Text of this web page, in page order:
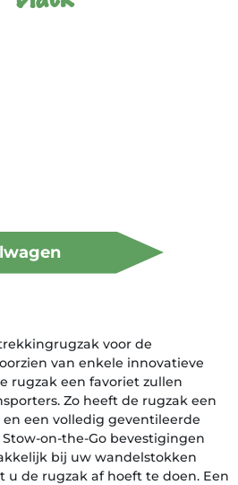
voor de
van enkele innovatieve
rugzak een favoriet zullen
Zo heeft de rugzak een
een volledig geventileerde
on-the-Go bevestigingen
bij uw wandelstokken
u de rugzak af hoeft te doen. Een